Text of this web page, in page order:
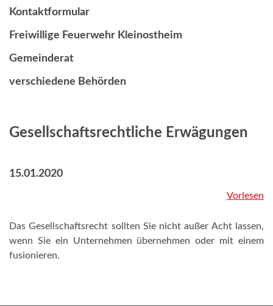
Kontaktformular
Freiwillige Feuerwehr Kleinostheim
Gemeinderat
verschiedene Behörden
Gesellschaftsrechtliche Erwägungen
15.01.2020
Vorlesen
Das Gesellschaftsrecht sollten Sie nicht außer Acht lassen,
wenn Sie ein Unternehmen übernehmen oder mit einem
fusionieren.